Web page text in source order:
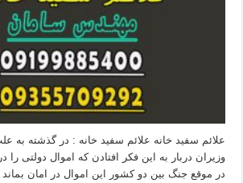
علائم سفید خانه علائم سفید خانه : در گذشته به
وزیران دربار به این فکر افتادن که اموال دولتی
در موقع جنگ بین دو کشور این اموال در امان بماند